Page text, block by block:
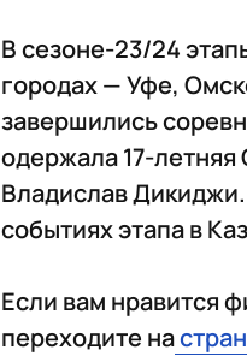
В сезоне-23/24
городах — Уфе,
завершились
одержала 17-
Владислав
событиях этапа в
Если вам нравится
переходите на